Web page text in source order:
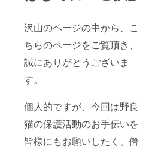
沢山のページの中から、こ
ちらのページをご覧頂き、
誠にありがとうございま
す。
個人的ですが、今回は野良
猫の保護活動のお手伝いを
皆様にもお願いしたく、僭